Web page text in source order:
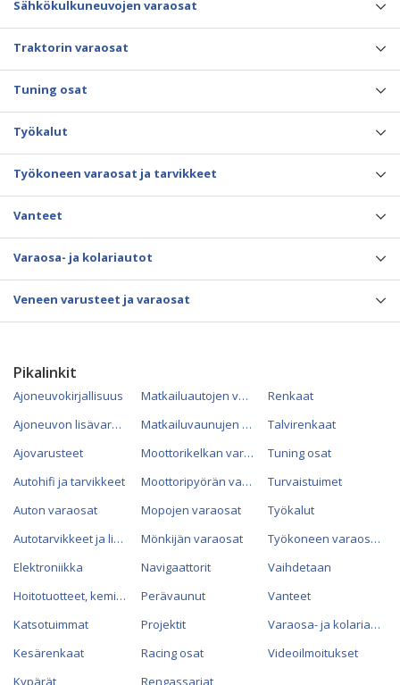
Sähkökulkuneuvojen varaosat
Traktorin varaosat
Tuning osat
Työkalut
Työkoneen varaosat ja tarvikkeet
Vanteet
Varaosa- ja kolariautot
Veneen varusteet ja varaosat
Pikalinkit
Ajoneuvokirjallisuus
Ajoneuvon lisävarusteet
Ajovarusteet
Autohifi ja tarvikkeet
Auton varaosat
Autotarvikkeet ja lisävarusteet
Elektroniikka
Hoitotuotteet, kemikaalit ja öljyt
Katsotuimmat
Kesärenkaat
Kypärät
Matkailuautojen varaosat
Matkailuvaunujen varaosat
Moottorikelkan varaosat
Moottoripyörän varaosat
Mopojen varaosat
Mönkijän varaosat
Navigaattorit
Perävaunut
Projektit
Racing osat
Rengassarjat
Renkaat
Talvirenkaat
Tuning osat
Turvaistuimet
Työkalut
Työkoneen varaosat
Vaihdetaan
Vanteet
Varaosa- ja kolariautot
Videoilmoitukset